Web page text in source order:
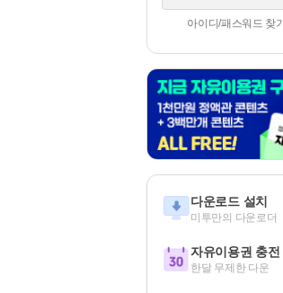
아이디/패스워드 찾기
다운로드 설치
미투만의 다운로더
자유이용권 충전
한달 무제한 다운